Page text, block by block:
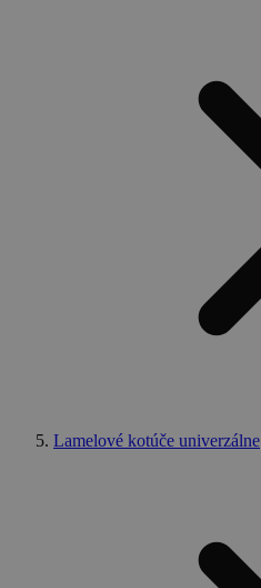
Lamelové kotúče univerzálne